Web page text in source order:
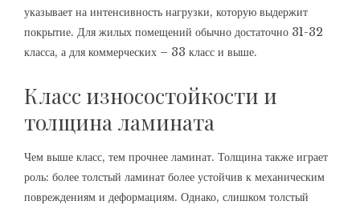
указывает на интенсивность нагрузки, которую выдержит
покрытие. Для жилых помещений обычно достаточно 31-32
класса, а для коммерческих – 33 класс и выше.
Класс износостойкости и
толщина ламината
Чем выше класс, тем прочнее ламинат. Толщина также играет
роль: более толстый ламинат более устойчив к механическим
повреждениям и деформациям. Однако, слишком толстый